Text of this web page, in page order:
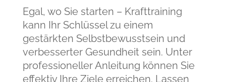
Egal, wo Sie starten – Krafttraining
kann Ihr Schlüssel zu einem
gestärkten Selbstbewusstsein und
verbesserter Gesundheit sein. Unter
professioneller Anleitung können Sie
effektiv Ihre Ziele erreichen. Lassen